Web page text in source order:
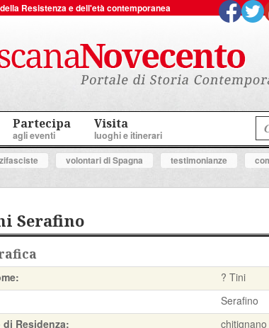
Resistenza e dell'età contemporanea
Partecipa
agli eventi
Visita
luoghi e itinerari
volontari di Spagna testimonianze
Serafino
? Tini
Serafino
Residenza:
chitignano